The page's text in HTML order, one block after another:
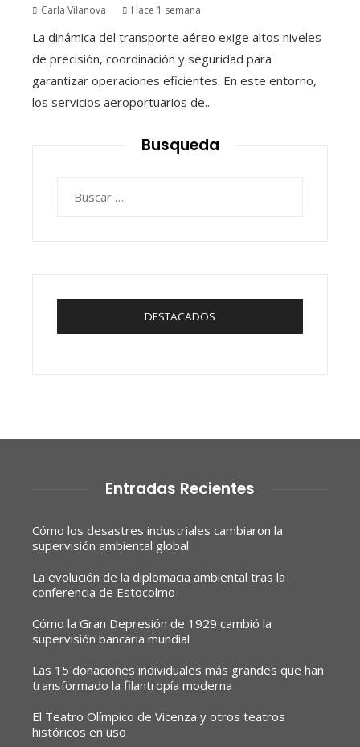
Carla Vilanova Hace 1 semana
La dinámica del transporte aéreo exige altos niveles
de precisión, coordinación y seguridad para
garantizar operaciones eficientes. En este entorno,
los servicios aeroportuarios de...
Busqueda
DESTACADOS
Entradas Recientes
Cómo los desastres industriales cambiaron la
supervisión ambiental global
La evolución de la diplomacia ambiental tras la
conferencia de Estocolmo
Cómo la Gran Depresión de 1929 cambió la
supervisión bancaria mundial
Las 15 donaciones individuales más grandes que han
transformado la filantropía moderna
El Teatro Olímpico de Vicenza y otros teatros
históricos en uso